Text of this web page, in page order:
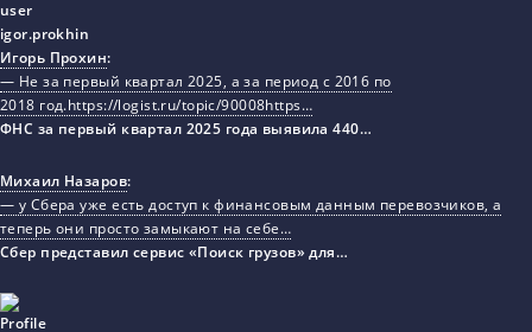
Игорь Прохин:
— Не за первый квартал 2025, а за период с 2016 по
2018 год.https://logist.ru/topic/90008https…
ФНС за первый квартал 2025 года выявила 440…
Михаил Назаров:
— у Сбера уже есть доступ к финансовым данным перевозчиков, а
теперь они просто замыкают на себе…
Сбер представил сервис «Поиск грузов» для…